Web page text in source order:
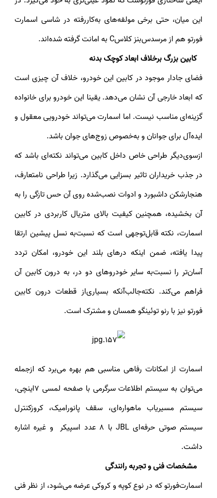
این میان، حتی برخی مولفه‌های به‌کاررفته در شاسی اسمارت
فورتو هم از مرسدس‌بنز کلاسC به امانت گرفته شده‌اند.
کابین بزرگ برخلاف ابعاد کوچک بدنه
فضای جادار موجود در کابین این خودرو، خلاف آن چیزی است
که ابعاد خارجی آن نشان می‌دهد. یقینا این خودرو برای خانواده
گزینه‌ای مناسب نیست. اما اسمارت می‌تواند خودرویی معقول و
ایده‌آل برای جوانان و به‌خصوص زوج‌های جوان باشد.
ازسوی‌دیگر طراحی خاص داخل کابین می‌تواند نکته‌ای باشد که
در جذب خریداران تاثیر بسزایی می‌گذارد. زیرا طراحی نامتعارف،
هنجارشکن داشبورد و ادوات نصب‌شده روی آن‌ حس تازگی را به
آن بخشیده، همچنین کیفیت بالای متریال کاربردی در کابین
اسمارت، نکته قابل‌توجهی است که نسبت‌به نسل پیشین ارتقا
پیدا یافته، ضمن اینکه درهای بلند این خودرو، امکان تردد
آسان‌تر را نسبت‌به سایر خودروهای دو در، به درون کابین آن
فراهم می‌کند. نکته‌جالب‌آنکه بسیاری‌از قطعات درون کابین
فورتو نیز با رنو توئینگو همسان و مشترک است.
اسمارت از امکانات رفاهی مناسبی هم بهره می‌برد که ازجمله
می‌توان به سیستم اطلاعات سرگرمی با صفحه لمسی 7اینچی،
سیستم مسیریاب ماهواره‌ای، سقف پانورامیک، کروزکنترل
سیستم صوتی حرفه‌ای JBL با ۸ عدد اسپیکر و غیره اشاره
داشت.
مشخصات فنی و تجربه رانندگی
اسمارت‌فورتو که در نوع کوپه و کروکی عرضه می‌شود، از نظر فنی